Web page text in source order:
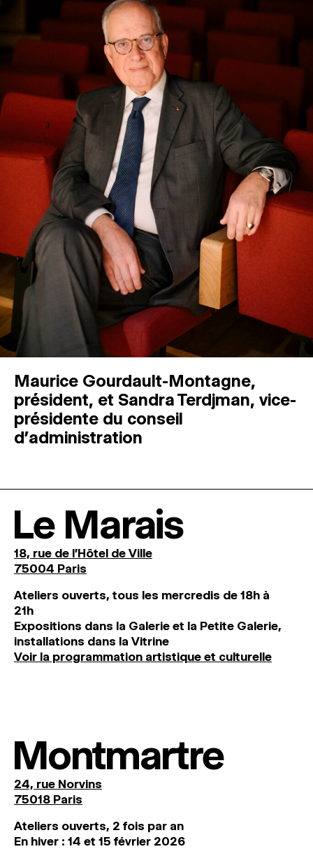
Maurice Gourdault-Montagne,
président, et Sandra Terdjman, vice-
présidente du conseil
d’administration
Le Marais
18, rue de l'Hôtel de Ville
75004 Paris
Ateliers ouverts, tous les mercredis de 18h à
21h
Expositions dans la Galerie et la Petite Galerie,
installations dans la Vitrine
Voir la programmation artistique et culturelle
Montmartre
24, rue Norvins
75018 Paris
Ateliers ouverts, 2 fois par an
En hiver : 14 et 15 février 2026